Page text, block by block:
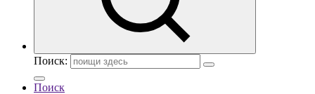
Поиск:
Поиск